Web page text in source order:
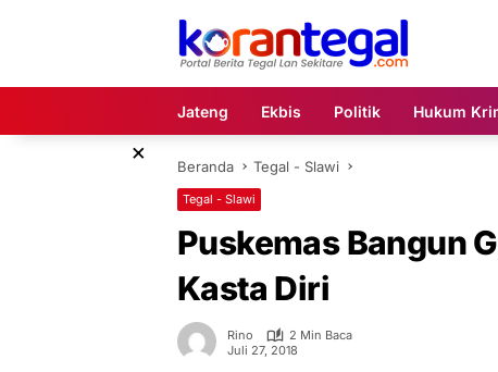
Jateng Ekbis Politik Hukum
×
Beranda Tegal - Slawi
Tegal - Slawi
Puskemas Bangun
Kasta Diri
Rino
2 Min Baca
Juli 27, 2018